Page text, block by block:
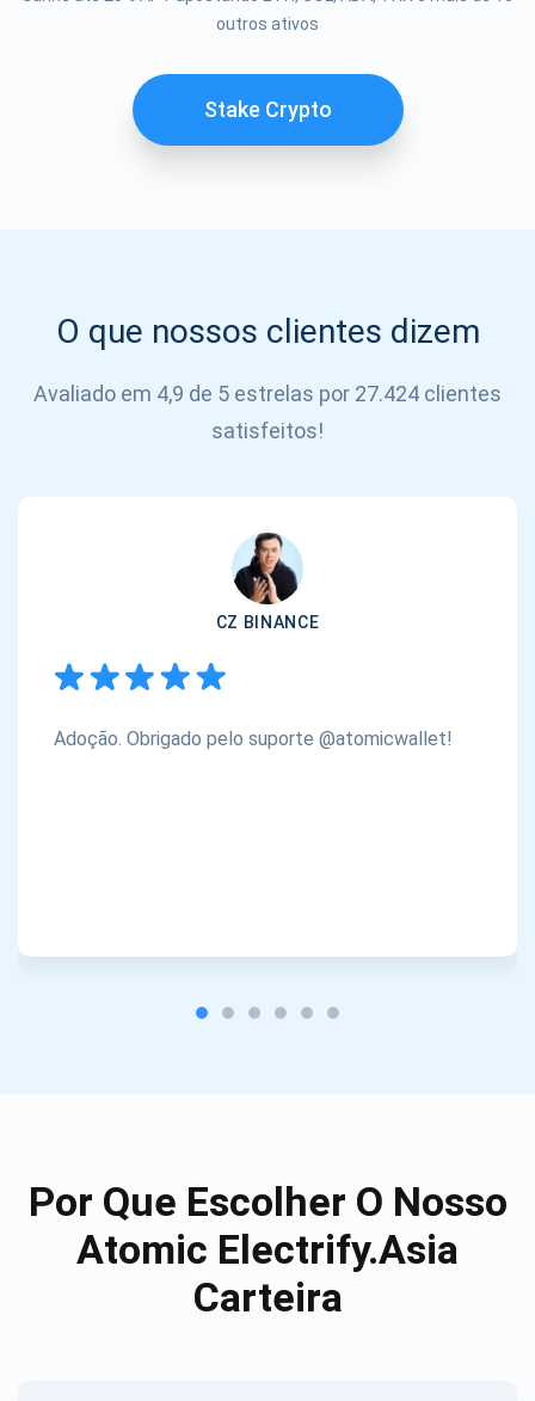
outros ativos
Stake Crypto
O que nossos clientes dizem
Avaliado em 4,9 de 5 estrelas por 27.424 clientes
satisfeitos!
CZ BINANCE
Adoção. Obrigado pelo suporte @atomicwallet!
Por Que Escolher O Nosso
Atomic Electrify.Asia
Carteira
SE
INSCREVER